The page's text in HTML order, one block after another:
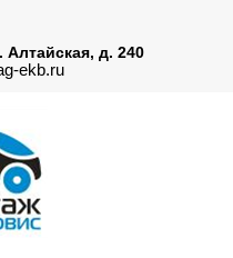
Алтайская, д. 240
ekb.ru